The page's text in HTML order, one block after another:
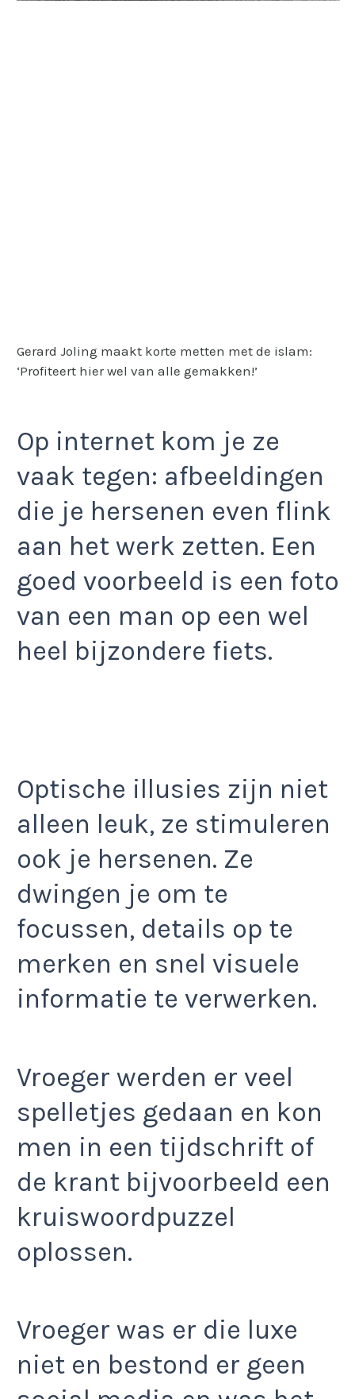
Gerard Joling maakt korte metten met de islam:
‘Profiteert hier wel van alle gemakken!’
Op internet kom je ze
vaak tegen: afbeeldingen
die je hersenen even flink
aan het werk zetten. Een
goed voorbeeld is een foto
van een man op een wel
heel bijzondere fiets.
Optische illusies zijn niet
alleen leuk, ze stimuleren
ook je hersenen. Ze
dwingen je om te
focussen, details op te
merken en snel visuele
informatie te verwerken.
Vroeger werden er veel
spelletjes gedaan en kon
men in een tijdschrift of
de krant bijvoorbeeld een
kruiswoordpuzzel
oplossen.
Vroeger was er die luxe
niet en bestond er geen